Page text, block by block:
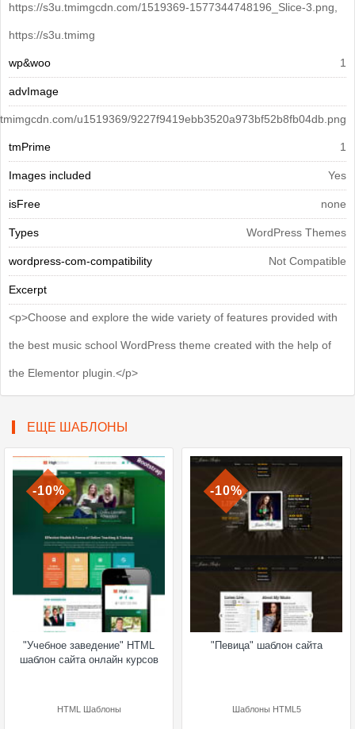
https://s3u.tmimgcdn.com/1519369-1577344748196_Slice-3.png,
https://s3u.tmimg
wp&woo 1
advImage
u1519369/9227f9419ebb3520a973bf52b8fb04db.png
tmPrime 1
Images included Yes
isFree none
Types WordPress Themes
wordpress-com-compatibility Not Compatible
Excerpt
<p>Choose and explore the wide variety of features provided with
the best music school WordPress theme created with the help of
the Elementor plugin.</p>
ЕЩЕ ШАБЛОНЫ
-10%
"Учебное заведение" HTML
шаблон сайта онлайн курсов
HTML Шаблоны
-10%
"Певица" шаблон сайта
Шаблоны HTML5